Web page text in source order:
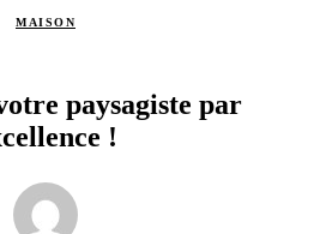
MAISON
paysagiste par
!